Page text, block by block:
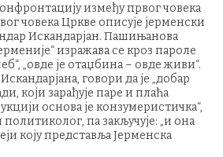
између првог човека
човека Цркве описује јерменски
Искандарјан. Пашињанова
изражава се кроз пароле
„овде је отаџбина – овде живи“.
говори да је „добар
који зарађује паре и плаћа
основа је конзумеристичка“,
политиколог, па закључује: „и она
коју представља Јерменска